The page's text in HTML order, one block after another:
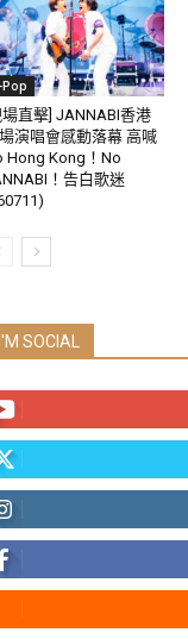
Pop
場直擊] JANNABI香港
演唱會感動落幕 高喊
Hong Kong！No
！告白歌迷
I'M SOCIAL